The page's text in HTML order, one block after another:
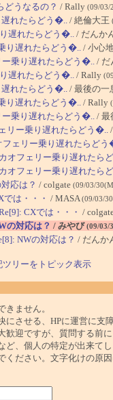
どうなるの？ / Rally (09/03/
れたらどう�.. / 絶倫大王
遅れたらどう�.. / だんか
り遅れたらどう�.. / 小心
乗り遅れたらどう�.. / だ
遅れたらどう�.. / Rally
れたらどう�.. / 最後の一
り遅れたらどう�.. / Rally
乗り遅れたらどう�.. / 最
リー乗り遅れたらどう�..
フェリー乗り遅れたらどう
オフェリー乗り遅れたら
オフェリー乗り遅れたら
応は？ / colgate (09/03/
では・・・ / MASA (09/03/
CXでは・・・ /
の対応は？ / みやび(09/03/
NWの対応は？ / だんか
ツリーをトピック表示
きません。
にさせる、HPに運営に支
歓迎ですが、質問する前
ど、個人の特定が出来て
ください。文字化けの原因